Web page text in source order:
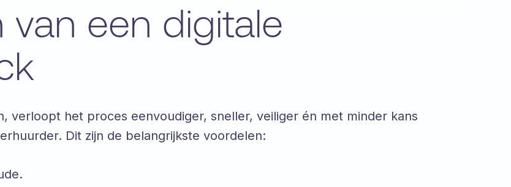
van een digitale
verloopt het proces eenvoudiger, sneller, veiliger én met minder kans
Dit zijn de belangrijkste voordelen: